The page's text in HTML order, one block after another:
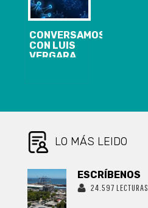
CONVERSAMOS
CON LUIS
VERGARA
FACULTAD DE
MEDICINA Y
CIENCIA DE LA
SAN
SEBASTIÁN
SEDE
CONCEPCIÓN.
LO MÁS LEIDO
ESCRÍBENOS
24.597 LECTURAS